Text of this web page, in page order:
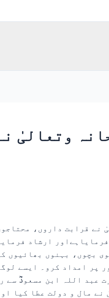
وتعالیٰ
نے قرابت داروں،
ارشاد
بچوں، بہنوں بھائیوں
پر امداد کرو۔ ایسے
عبد اللہ ابن مسعودؓ سے
نے مال و دولت عطا کیا